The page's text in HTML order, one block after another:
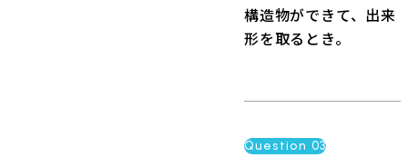
構造物ができて、出来
形を取るとき。
Question 03